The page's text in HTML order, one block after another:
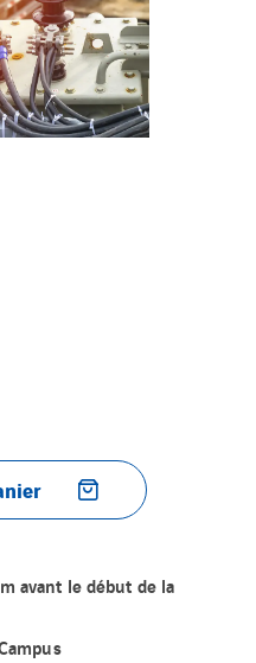
avant le début de la